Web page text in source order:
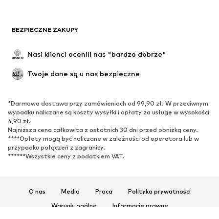
Specjalne okazje
Ekskluzywne
Nowości
Na czasie
Trampki & sneakersy
Czółenka & buty na obcasie
Kozaki
Sandały
Ekskluzywne
BEZPIECZNE ZAKUPY
Nasi klienci ocenili nas "bardzo dobrze"
Twoje dane są u nas bezpieczne
*Darmowa dostawa przy zamówieniach od 99,90 zł. W przeciwnym
wypadku naliczane są koszty wysyłki i opłaty za usługę w wysokości
4,90 zł.
Najniższa cena całkowita z ostatnich 30 dni przed obniżką ceny.
****Opłaty mogą być naliczane w zależności od operatora lub w
przypadku połączeń z zagranicy.
******Wszystkie ceny z podatkiem VAT.
O nas Media Praca
Polityka prywatności
Warunki ogólne
Informacje prawne